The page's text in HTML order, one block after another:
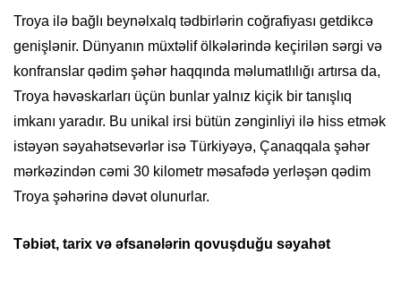
Troya ilə bağlı beynəlxalq tədbirlərin coğrafiyası getdikcə
genişlənir. Dünyanın müxtəlif ölkələrində keçirilən sərgi və
konfranslar qədim şəhər haqqında məlumatlılığı artırsa da,
Troya həvəskarları üçün bunlar yalnız kiçik bir tanışlıq
imkanı yaradır. Bu unikal irsi bütün zənginliyi ilə hiss etmək
istəyən səyahətsevərlər isə Türkiyəyə, Çanaqqala şəhər
mərkəzindən cəmi 30 kilometr məsafədə yerləşən qədim
Troya şəhərinə dəvət olunurlar.
Təbiət, tarix və əfsanələrin qovuşduğu səyahət